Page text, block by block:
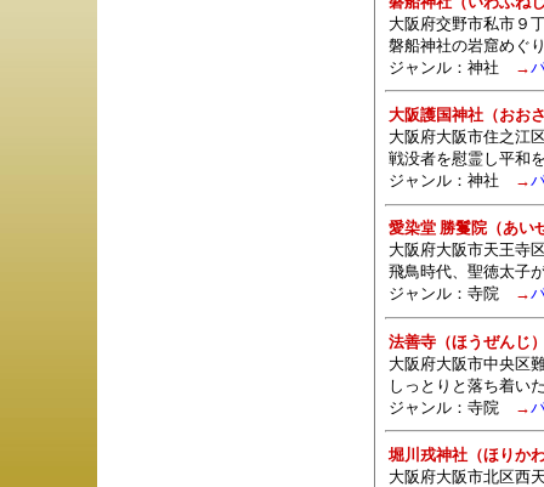
大阪府交野市私市９
磐船神社の岩窟めぐ
ジャンル： 神社 →
大阪護国神社（おお
大阪府大阪市住之江
戦没者を慰霊し平和
ジャンル： 神社 →
愛染堂 勝鬘院（あい
大阪府大阪市天王寺
飛鳥時代、聖徳太子
ジャンル： 寺院→
法善寺（ほうぜんじ
大阪府大阪市中央区
しっとりと落ち着い
ジャンル： 寺院→
堀川戎神社（ほりか
大阪府大阪市北区西